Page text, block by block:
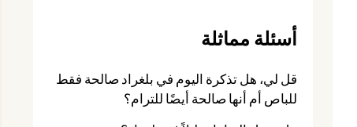
أسئلة مماثلة
قل لي، هل تذكرة اليوم في بلغراد صالحة فقط
للباص أم أنها صالحة أيضًا للترام؟